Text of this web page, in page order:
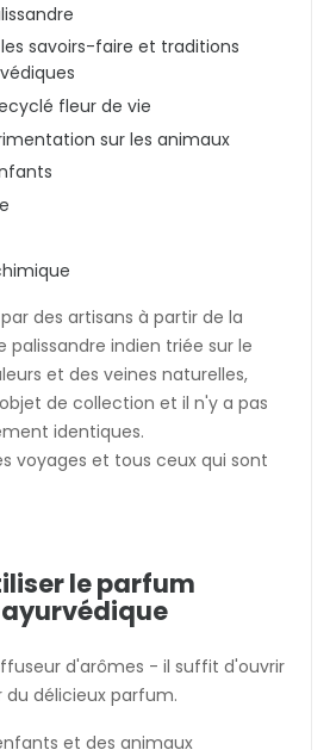
savoirs-faire et traditions
fleur de vie
sur les animaux
des artisans à partir de la
palissandre indien triée sur le
et des veines naturelles,
de collection et il n'y a pas
identiques.
voyages et tous ceux qui sont
le parfum
d'arômes - il suffit d'ouvrir
délicieux parfum.
et des animaux